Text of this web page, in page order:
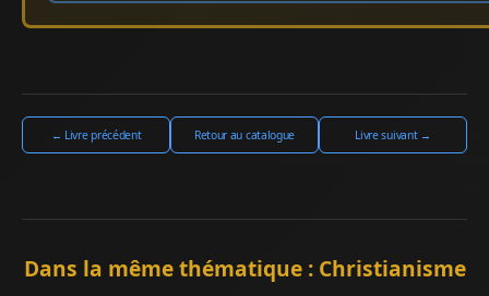
← Livre précédent Retour au catalogue Livre suivant →
Dans la même thématique : Christianisme